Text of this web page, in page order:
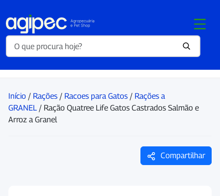
Início / Rações / Racoes para Gatos / Rações a
GRANEL / Ração Quatree Life Gatos Castrados Salmão e
Arroz a Granel
Compartilhar